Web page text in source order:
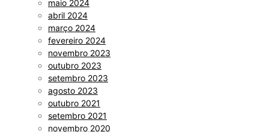
maio 2024
abril 2024
março 2024
fevereiro 2024
novembro 2023
outubro 2023
setembro 2023
agosto 2023
outubro 2021
setembro 2021
novembro 2020